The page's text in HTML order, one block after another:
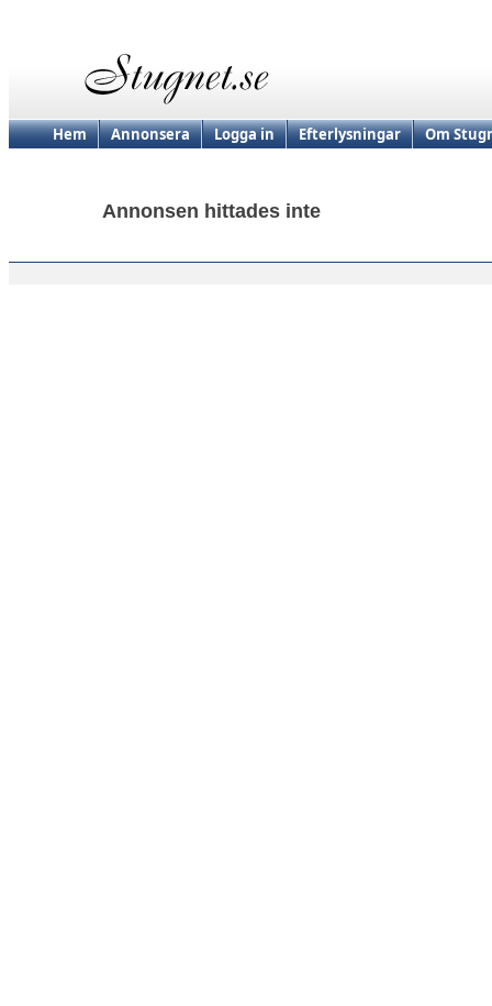
Hem Annonsera Logga in Efterlysningar Om
Annonsen hittades inte